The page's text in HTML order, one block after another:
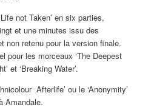
not Taken’ en six parties,
et une minutes issu des
non retenu pour la version finale.
pour les morceaux ‘The Deepest
et ‘Breaking Water’.
Afterlife’ ou le ‘Anonymity’
Amandale.